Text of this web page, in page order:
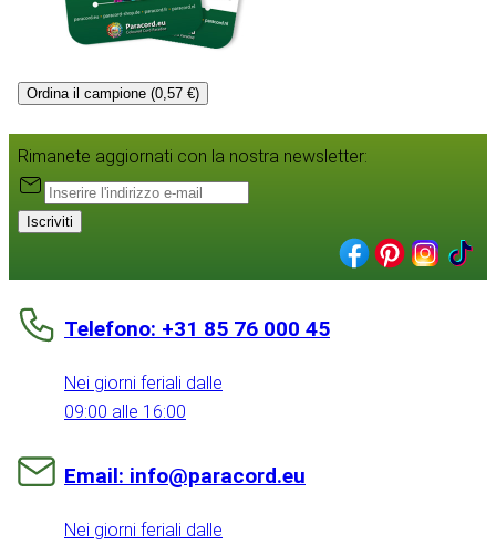
Ordina il campione (0,57 €)
Rimanete aggiornati con la nostra newsletter:
Iscriviti
Telefono: +31 85 76 000 45
Nei giorni feriali dalle
09:00 alle 16:00
Email: info@paracord.eu
Nei giorni feriali dalle